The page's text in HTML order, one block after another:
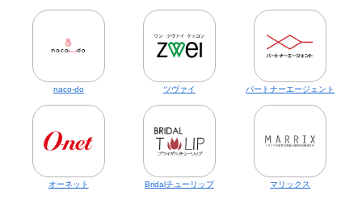
naco-do ツヴァイ パートナーエージェント
オーネット Bridalチューリップ マリックス